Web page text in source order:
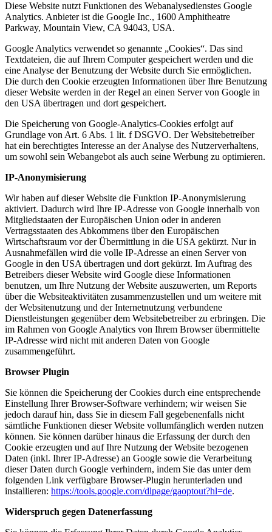
Diese Website nutzt Funktionen des Webanalysedienstes Google
Analytics. Anbieter ist die Google Inc., 1600 Amphitheatre
Parkway, Mountain View, CA 94043, USA.
Google Analytics verwendet so genannte „Cookies“. Das sind
Textdateien, die auf Ihrem Computer gespeichert werden und die
eine Analyse der Benutzung der Website durch Sie ermöglichen.
Die durch den Cookie erzeugten Informationen über Ihre Benutzung
dieser Website werden in der Regel an einen Server von Google in
den USA übertragen und dort gespeichert.
Die Speicherung von Google-Analytics-Cookies erfolgt auf
Grundlage von Art. 6 Abs. 1 lit. f DSGVO. Der Websitebetreiber
hat ein berechtigtes Interesse an der Analyse des Nutzerverhaltens,
um sowohl sein Webangebot als auch seine Werbung zu optimieren.
IP-Anonymisierung
Wir haben auf dieser Website die Funktion IP-Anonymisierung
aktiviert. Dadurch wird Ihre IP-Adresse von Google innerhalb von
Mitgliedstaaten der Europäischen Union oder in anderen
Vertragsstaaten des Abkommens über den Europäischen
Wirtschaftsraum vor der Übermittlung in die USA gekürzt. Nur in
Ausnahmefällen wird die volle IP-Adresse an einen Server von
Google in den USA übertragen und dort gekürzt. Im Auftrag des
Betreibers dieser Website wird Google diese Informationen
benutzen, um Ihre Nutzung der Website auszuwerten, um Reports
über die Websiteaktivitäten zusammenzustellen und um weitere mit
der Websitenutzung und der Internetnutzung verbundene
Dienstleistungen gegenüber dem Websitebetreiber zu erbringen. Die
im Rahmen von Google Analytics von Ihrem Browser übermittelte
IP-Adresse wird nicht mit anderen Daten von Google
zusammengeführt.
Browser Plugin
Sie können die Speicherung der Cookies durch eine entsprechende
Einstellung Ihrer Browser-Software verhindern; wir weisen Sie
jedoch darauf hin, dass Sie in diesem Fall gegebenenfalls nicht
sämtliche Funktionen dieser Website vollumfänglich werden nutzen
können. Sie können darüber hinaus die Erfassung der durch den
Cookie erzeugten und auf Ihre Nutzung der Website bezogenen
Daten (inkl. Ihrer IP-Adresse) an Google sowie die Verarbeitung
dieser Daten durch Google verhindern, indem Sie das unter dem
folgenden Link verfügbare Browser-Plugin herunterladen und
installieren: https://tools.google.com/dlpage/gaoptout?hl=de.
Widerspruch gegen Datenerfassung